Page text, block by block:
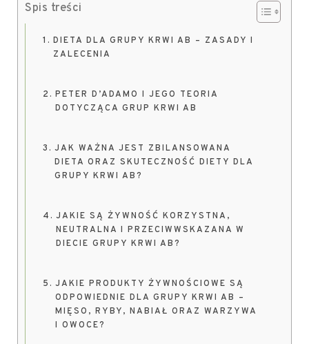
Spis treści
DIETA DLA GRUPY KRWI AB – ZASADY I
ZALECENIA
PETER D’ADAMO I JEGO TEORIA
DOTYCZĄCA GRUP KRWI AB
JAK WAŻNA JEST ZBILANSOWANA
DIETA ORAZ SKUTECZNOŚĆ DIETY DLA
GRUPY KRWI AB?
JAKIE SĄ ŻYWNOŚĆ KORZYSTNA,
NEUTRALNA I PRZECIWWSKAZANA W
DIECIE GRUPY KRWI AB?
JAKIE PRODUKTY ŻYWNOŚCIOWE SĄ
ODPOWIEDNIE DLA GRUPY KRWI AB –
MIĘSO, RYBY, NABIAŁ ORAZ WARZYWA
I OWOCE?